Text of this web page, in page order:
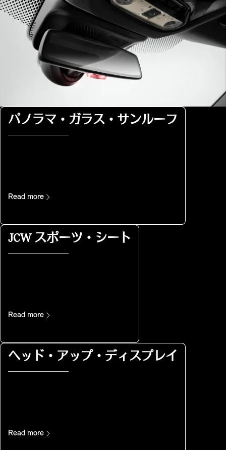
パノラマ・ガラス・サンルーフ
Read more
JCW スポーツ・シート
Read more
ヘッド・アップ・ディスプレイ
Read more